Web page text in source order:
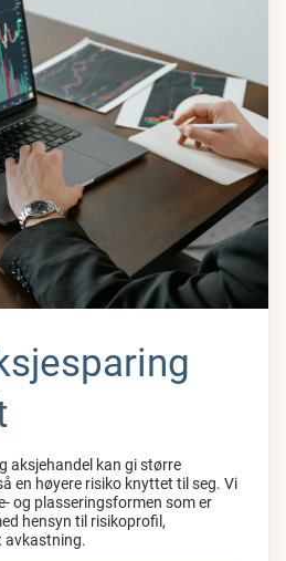
aksjehandel kan gi større
en høyere risiko knyttet til seg. Vi
og plasseringsformen som er
hensyn til risikoprofil,
avkastning.